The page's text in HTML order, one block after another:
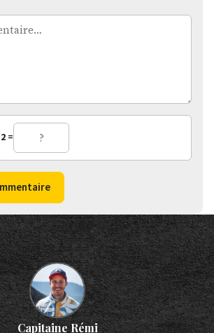
=
Capitaine Rémi